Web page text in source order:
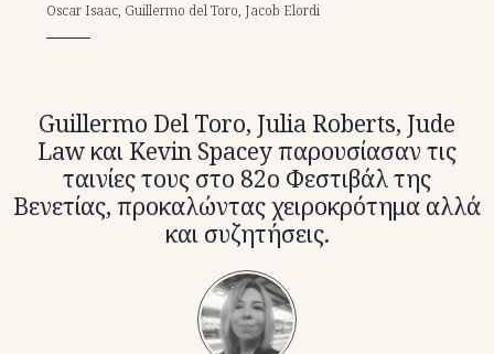
Oscar Isaac, Guillermo del Toro, Jacob Elordi
Guillermo Del Toro, Julia Roberts, Jude
Law και Kevin Spacey παρουσίασαν τις
ταινίες τους στο 82ο Φεστιβάλ της
Βενετίας, προκαλώντας χειροκρότημα αλλά
και συζητήσεις.